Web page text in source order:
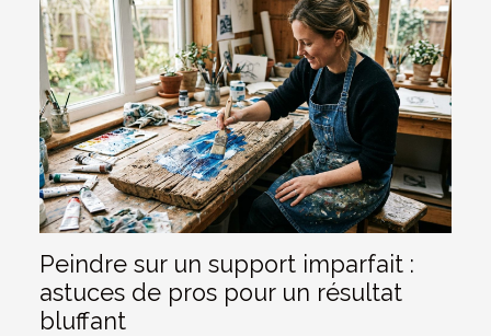
Peindre sur un support imparfait :
astuces de pros pour un résultat
bluffant